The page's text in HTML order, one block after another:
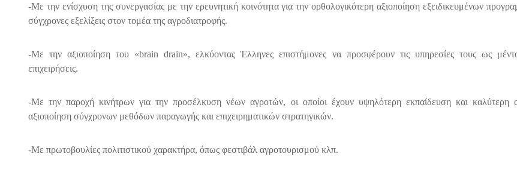
-Με την ενίσχυση της συνεργασίας με την ερευνητική κοινότητα για την ορθολογικότερη αξιοποίηση εξειδικευμένων
σύγχρονες εξελίξεις στον τομέα της αγροδιατροφής.
-Με την αξιοποίηση του «brain drain», ελκύοντας Έλληνες επιστήμονες να προσφέρουν τις υπηρεσίες τους ως
επιχειρήσεις.
-Με την παροχή κινήτρων για την προσέλκυση νέων αγροτών, οι οποίοι έχουν υψηλότερη εκπαίδευση και καλύτερη
αξιοποίηση σύγχρονων μεθόδων παραγωγής και επιχειρηματικών στρατηγικών.
-Με πρωτοβουλίες πολιτιστικού χαρακτήρα, όπως φεστιβάλ αγροτουρισμού κλπ.